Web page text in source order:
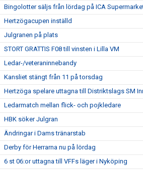
Bingolotter säljs från lördag på ICA
Hertzögacupen inställd
Julgranen på plats
STORT GRATTIS F08 till vinsten i Lilla VM
Ledar-/veteraninnebandy
Kansliet stängt från 11 på torsdag
Hertzöga spelare uttagna till Distriktslags SM
Ledarmatch mellan flick- och pojkledare
HBK söker Julgran
Ändringar i Dams tränarstab
Derby för Herrarna nu på lördag
6 st 06:or uttagna till VFFs läger i Nyköping